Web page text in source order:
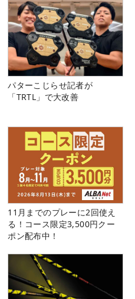
パターこじらせ記者が
「TRTL」で大改善
11月までのプレーに2回使え
る！コース限定3,500円クー
ポン配布中！